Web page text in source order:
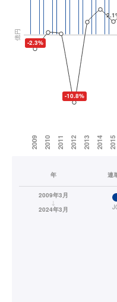
年 連
2009年3月
↓
2024年3月